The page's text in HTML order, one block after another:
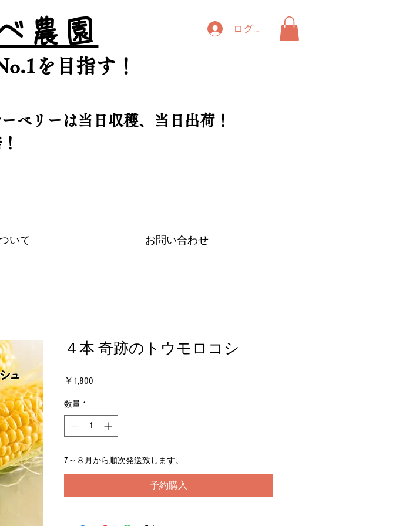
農園
を目指す！
ログイン
ベリーは当日収穫、当日出荷！
いて お問い合わせ
４本 奇跡のトウモロコシ
￥1,800
数量 *
7～８月から順次発送致します。
予約購入